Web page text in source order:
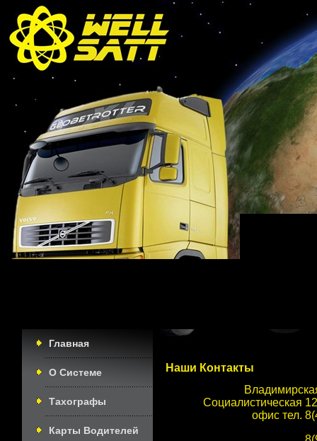
Главная
О Системе
Тахографы
Карты Водителей
Наши Контакты
Социалистическая
офис тел.